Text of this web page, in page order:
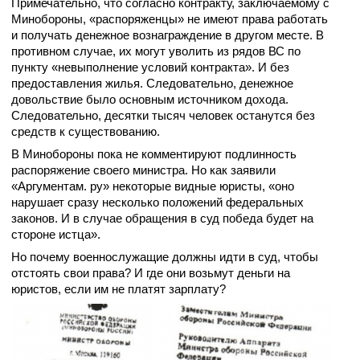
Примечательно, что согласно контракту, заключаемому с
Минобороны, «распоряженцы» не имеют права работать
и получать денежное вознаграждение в другом месте. В
противном случае, их могут уволить из рядов ВС по
пункту «невыполнение условий контракта». И без
предоставления жилья. Следовательно, денежное
довольствие было основным источником дохода.
Следовательно, десятки тысяч человек останутся без
средств к существованию.
В Минобороны пока не комментируют подлинность
распоряжение своего министра. Но как заявили
«Аргументам. ру» некоторые видные юристы, «оно
нарушает сразу несколько положений федеральных
законов. И в случае обращения в суд победа будет на
стороне истца».
Но почему военнослужащие должны идти в суд, чтобы
отстоять свои права? И где они возьмут деньги на
юристов, если им не платят зарплату?